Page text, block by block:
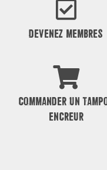
DEVENEZ MEMBRES
COMMANDER UN
ENCREUR